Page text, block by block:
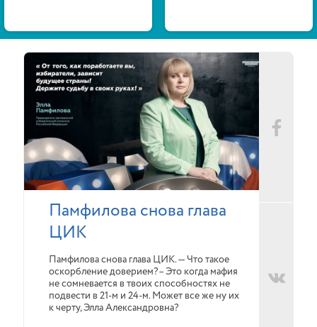
Памфилова снова глава
ЦИК
Памфилова снова глава ЦИК. — Что такое
оскорбление доверием?– Это когда мафия
не сомневается в твоих способностях не
подвести в 21-м и 24-м. Может все же ну их
к черту, Элла Александровна?